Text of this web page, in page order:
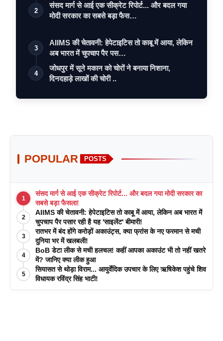
2
संसद मार्ग से आई एक सीक्रेट रिपोर्ट... और बदल गया
मोदी सरकार का सबसे बड़ा फैस…
3
AIIMS की चेतावनी: हेपेटाइटिस तो काबू में आया, लेकिन
अब भारत में चुपचाप पैर पस…
4
जोधपुर में सूने मकान को चोरों ने बनाया निशाना,
दिनदहाड़े लाखों की चोरी ..
POPULAR POSTS
1
संसद मार्ग से आई एक सीक्रेट रिपोर्ट... और बदल गया मोदी सरकार का
सबसे बड़ा फैसला!
2
AIIMS की चेतावनी: हेपेटाइटिस तो काबू में आया, लेकिन अब भारत में
चुपचाप पैर पसार रही है यह 'साइलेंट' बीमारी!
3
रातभर में बंद होंगे करोड़ों अकाउंट्स, क्या फ्रांस के नए फरमान से मची
दुनिया भर में खलबली!
4
BoB डेटा लीक से मची हलचल! कहीं आपका अकाउंट भी तो नहीं खतरे
में? जानिए क्या लीक हुआ
5
सियासत से थोड़ा विराम... आयुर्वेदिक उपचार के लिए ऋषिकेश पहुंचे शिव
विधायक रविंद्र सिंह भाटी!